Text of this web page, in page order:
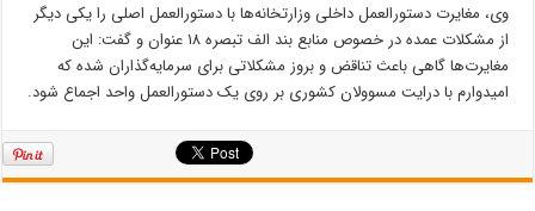
وی، مغایرت دستورالعمل داخلی وزارتخانه‌ها با دستورالعمل اصلی را یکی دیگر
از مشکلات عمده در خصوص منابع بند الف تبصره ۱۸ عنوان و گفت: این
مغایرت‌ها گاهی باعث تناقض و بروز مشکلاتی برای سرمایه‌گذاران شده که
امیدوارم با درایت مسوولان کشوری بر روی یک دستورالعمل واحد اجماع شود.